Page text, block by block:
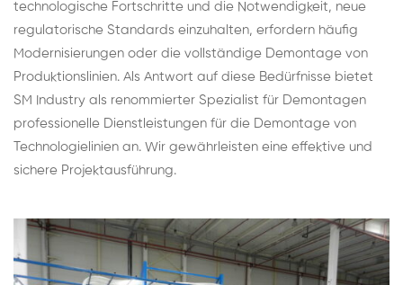
technologische Fortschritte und die Notwendigkeit, neue
regulatorische Standards einzuhalten, erfordern häufig
Modernisierungen oder die vollständige Demontage von
Produktionslinien. Als Antwort auf diese Bedürfnisse bietet
SM Industry als renommierter Spezialist für Demontagen
professionelle Dienstleistungen für die Demontage von
Technologielinien an. Wir gewährleisten eine effektive und
sichere Projektausführung.